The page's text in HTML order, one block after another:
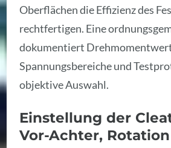
Oberflächen die Effizienz des
rechtfertigen. Eine
dokumentiert
Spannungsbereiche und
objektive Auswahl.
Einstellung der
Vor-Achter,